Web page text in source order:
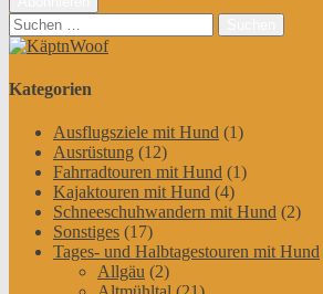
Suchen
nach:
Kategorien
Ausflugsziele mit Hund (1)
Ausrüstung (12)
Fahrradtouren mit Hund (1)
Kajaktouren mit Hund (4)
Schneeschuhwandern mit Hund (2)
Sonstiges (17)
Tages- und Halbtagestouren mit Hund
Allgäu (2)